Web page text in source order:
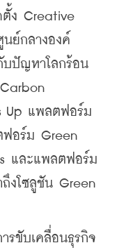
ตั้ง Creative
ย์กลางองค์
บปัญหาโลกร้อน
Up แพลตฟอร์ม
ฟอร์ม Green
และแพลตฟอร์ม
ถึงโซลูชัน Green
ขับเคลื่อนธุรกิจ